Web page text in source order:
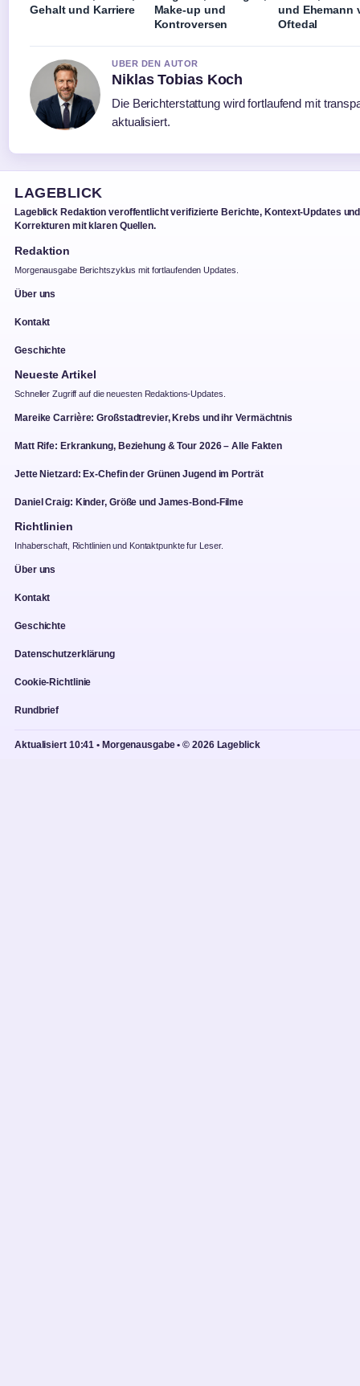
Gehalt und Karriere
Make-up und
Kontroversen
und Ehemann
Oftedal
UBER DEN AUTOR
Niklas Tobias Koch
Die Berichterstattung wird fortlaufend mit
aktualisiert.
LAGEBLICK
Lageblick Redaktion veroffentlicht verifizierte Berichte, Kontext-Updates und
Korrekturen mit klaren Quellen.
Redaktion
Morgenausgabe Berichtszyklus mit fortlaufenden Updates.
Über uns
Kontakt
Geschichte
Neueste Artikel
Schneller Zugriff auf die neuesten Redaktions-Updates.
Mareike Carrière: Großstadtrevier, Krebs und ihr Vermächtnis
Matt Rife: Erkrankung, Beziehung & Tour 2026 – Alle Fakten
Jette Nietzard: Ex-Chefin der Grünen Jugend im Porträt
Daniel Craig: Kinder, Größe und James-Bond-Filme
Richtlinien
Inhaberschaft, Richtlinien und Kontaktpunkte fur Leser.
Über uns
Kontakt
Geschichte
Datenschutzerklärung
Cookie-Richtlinie
Rundbrief
Aktualisiert 10:41 • Morgenausgabe • © 2026 Lageblick